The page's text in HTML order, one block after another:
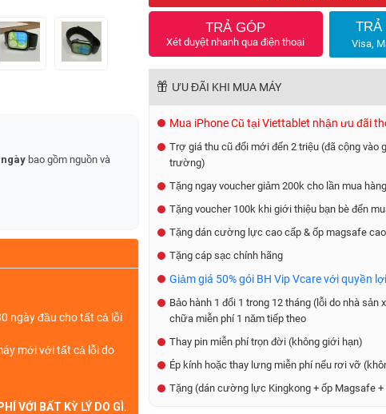
ngày bao gồm nguồn và
ngày đầu cho tất cả lỗi
mới với tất cả lỗi do
VỚI BẤT KỲ LÝ DO GÌ .
TRẢ GÓP
Xét duyệt nhanh qua điện thoại
TRẢ
Visa,
ƯU ĐÃI KHI MUA MÁY
Mua iPhone Cũ tại Viettablet nhận ưu đãi
Trợ giá thu cũ đổi mới đến 2 triệu (đã cộng vào
trường)
Tặng ngay voucher giảm 200k cho lần mua
Tặng voucher 100k khi giới thiệu bạn bè đến
Tặng dán cường lực cao cấp & ốp magsafe
Tặng cáp sạc chính hãng
Giảm giá 50% gói BH Vip Vcare với quyền
Bảo hành 1 đổi 1 trong 12 tháng (lỗi do nhà sản
chữa miễn phí 1 năm tiếp theo
Thay pin miễn phí trọn đời (không giới hạn)
Ép kính hoặc thay lưng miễn phí nếu rơi vỡ
Tặng (dán cường lực Kingkong + ốp Magsafe